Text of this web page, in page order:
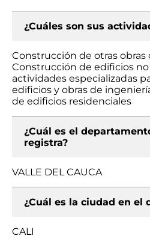
¿Cuáles son sus
Construcción de otras obras
Construcción de edificios no
actividades especializadas
edificios y obras de
de edificios residenciales
¿Cuál es el
registra?
VALLE DEL CAUCA
¿Cuál es la ciudad en el
CALI